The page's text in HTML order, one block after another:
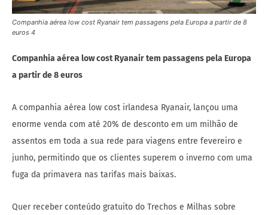
Companhia aérea low cost Ryanair tem passagens pela Europa a partir de 8
euros 4
Companhia aérea low cost Ryanair tem passagens pela Europa
a partir de 8 euros
A companhia aérea low cost irlandesa Ryanair, lançou uma
enorme venda com até 20% de desconto em um milhão de
assentos em toda a sua rede para viagens entre fevereiro e
junho, permitindo que os clientes superem o inverno com uma
fuga da primavera nas tarifas mais baixas.
Quer receber conteúdo gratuito do Trechos e Milhas sobre